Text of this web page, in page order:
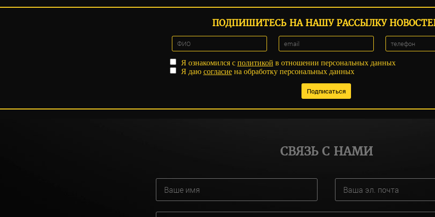
ПОДПИШИТЕСЬ НА НАШУ РАССЫЛКУ
Я ознакомился с политикой в отношении персональных данных
Я даю согласиена обработку персональных данных
СВЯЗЬ С НАМИ